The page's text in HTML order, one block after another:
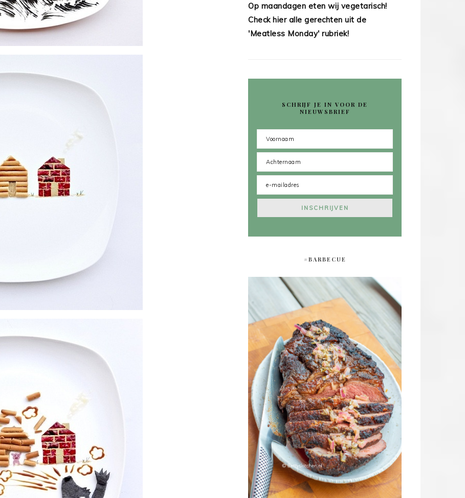
Op maandagen eten wij vegetarisch!
Check hier alle gerechten uit de
'Meatless Monday' rubriek!
SCHRIJF JE IN VOOR DE
NIEUWSBRIEF
#BARBECUE